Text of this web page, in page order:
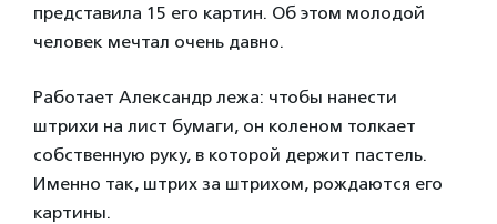
представила 15 его картин. Об этом молодой
человек мечтал очень давно.
Работает Александр лежа: чтобы нанести
штрихи на лист бумаги, он коленом толкает
собственную руку, в которой держит пастель.
Именно так, штрих за штрихом, рождаются его
картины.